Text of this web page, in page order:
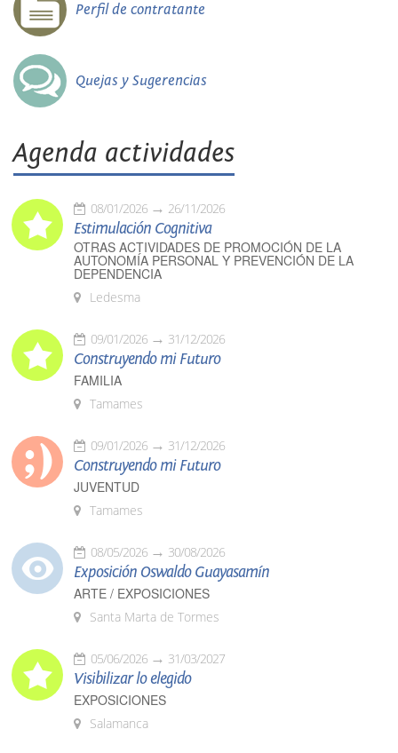
Perfil de contratante
Quejas y Sugerencias
Agenda actividades
08/01/2026 26/11/2026
Estimulación Cognitiva
OTRAS ACTIVIDADES DE PROMOCIÓN DE LA
AUTONOMÍA PERSONAL Y PREVENCIÓN DE LA
DEPENDENCIA
Ledesma
09/01/2026 31/12/2026
Construyendo mi Futuro
FAMILIA
Tamames
09/01/2026 31/12/2026
Construyendo mi Futuro
JUVENTUD
Tamames
08/05/2026 30/08/2026
Exposición Oswaldo Guayasamín
ARTE / EXPOSICIONES
Santa Marta de Tormes
05/06/2026 31/03/2027
Visibilizar lo elegido
EXPOSICIONES
Salamanca